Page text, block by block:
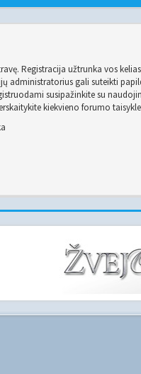
Registracija užtrunka vos
administratorius gali suteikti
susipažinkite su
kiekvieno forumo